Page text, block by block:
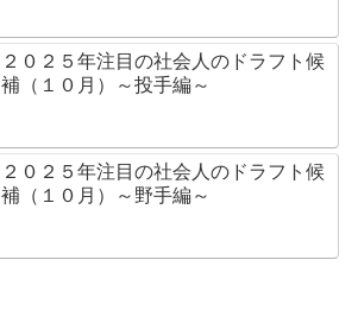
２０２５年注目の社会人のドラフト候
補（１０月）～投手編～
２０２５年注目の社会人のドラフト候
補（１０月）～野手編～